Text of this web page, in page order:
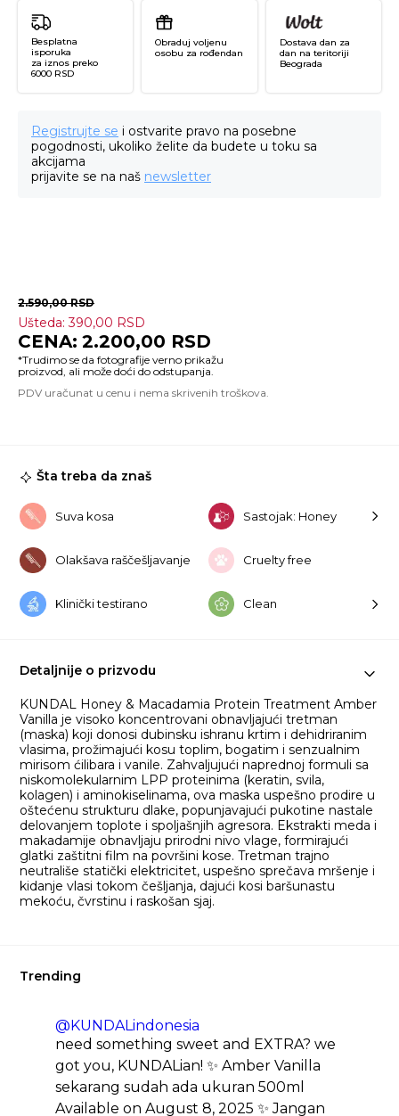
Besplatna
isporuka
za iznos preko
6000 RSD
Obraduj voljenu
osobu za rođendan
Dostava dan za
dan na teritoriji
Beograda
Registrujte se i ostvarite pravo na posebne
pogodnosti, ukoliko želite da budete u toku sa
akcijama
prijavite se na naš newsletter
2.590,00RSD
Ušteda:390,00 RSD
2.200,00 RSD
Šta treba da znaš
Suva kosa Sastojak: Honey
Olakšava raščešljavanje Cruelty free
Klinički testirano Clean
Detaljnije o prizvodu
KUNDAL Honey & Macadamia Protein Treatment Amber
Vanilla je visoko koncentrovani obnavljajući tretman
(maska) koji donosi dubinsku ishranu krtim i dehidriranim
vlasima, prožimajući kosu toplim, bogatim i senzualnim
mirisom ćilibara i vanile. Zahvaljujući naprednoj formuli sa
niskomolekularnim LPP proteinima (keratin, svila,
kolagen) i aminokiselinama, ova maska uspešno prodire u
oštećenu strukturu dlake, popunjavajući pukotine nastale
delovanjem toplote i spoljašnjih agresora. Ekstrakti meda i
makadamije obnavljaju prirodni nivo vlage, formirajući
glatki zaštitni film na površini kose. Tretman trajno
neutrališe statički elektricitet, uspešno sprečava mršenje i
kidanje vlasi tokom češljanja, dajući kosi baršunastu
mekoću, čvrstinu i raskošan sjaj.
Trending
@KUNDALindonesia
need something sweet and EXTRA? we
got you, KUNDALian! ✨ Amber Vanilla
sekarang sudah ada ukuran 500ml
Available on August 8, 2025 ✨ Jangan